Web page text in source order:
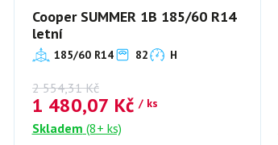
Cooper SUMMER 1B 185/60 R14
letní
185/60 R14 82 H
2 554,31 Kč
1 480,07 Kč / ks
Skladem (8+ ks)